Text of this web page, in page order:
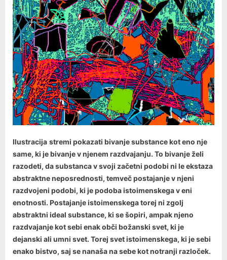
Ilustracija stremi pokazati bivanje substance kot eno nje
same, ki je bivanje v njenem razdvajanju. To bivanje želi
razodeti, da substanca v svoji začetni podobi ni le ekstaza
abstraktne neposrednosti, temveč postajanje v njeni
razdvojeni podobi, ki je podoba istoimenskega v eni
enotnosti. Postajanje istoimenskega torej ni zgolj
abstraktni ideal substance, ki se šopiri, ampak njeno
razdvajanje kot sebi enak obči božanski svet, ki je
dejanski ali umni svet. Torej svet istoimenskega, ki je sebi
enako bistvo, saj se nanaša na sebe kot notranji razloček.